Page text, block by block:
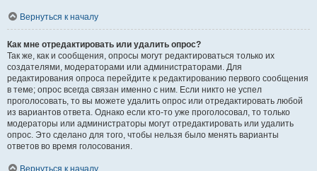
Вернуться к началу
Как мне отредактировать или удалить опрос?
Так же, как и сообщения, опросы могут редактироваться только их
создателями, модераторами или администраторами. Для
редактирования опроса перейдите к редактированию первого сообщения
в теме; опрос всегда связан именно с ним. Если никто не успел
проголосовать, то вы можете удалить опрос или отредактировать любой
из вариантов ответа. Однако если кто-то уже проголосовал, то только
модераторы или администраторы могут отредактировать или удалить
опрос. Это сделано для того, чтобы нельзя было менять варианты
ответов во время голосования.
Вернуться к началу